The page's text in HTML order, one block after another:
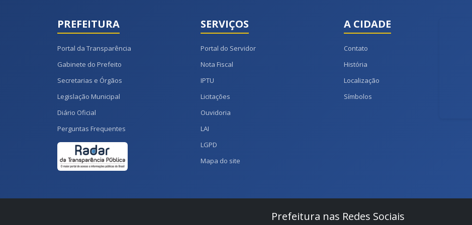
PREFEITURA
Portal da Transparência
Gabinete do Prefeito
Secretarias e Órgãos
Legislação Municipal
Diário Oficial
Perguntas Frequentes
SERVIÇOS
Portal do Servidor
Nota Fiscal
IPTU
Licitações
Ouvidoria
LAI
LGPD
Mapa do site
A CIDADE
Contato
História
Localização
Símbolos
Prefeitura nas Redes Sociais